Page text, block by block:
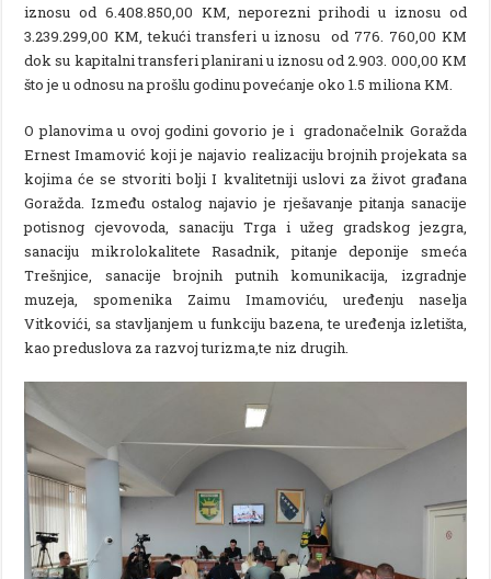
iznosu od 6.408.850,00 KM, neporezni prihodi u iznosu od
3.239.299,00 KM, tekući transferi u iznosu od 776. 760,00 KM
dok su kapitalni transferi planirani u iznosu od 2.903. 000,00 KM
što je u odnosu na prošlu godinu povećanje oko 1.5 miliona KM.
O planovima u ovoj godini govorio je i gradonačelnik Goražda
Ernest Imamović koji je najavio realizaciju brojnih projekata sa
kojima će se stvoriti bolji I kvalitetniji uslovi za život građana
Goražda. Između ostalog najavio je rješavanje pitanja sanacije
potisnog cjevovoda, sanaciju Trga i užeg gradskog jezgra,
sanaciju mikrolokalitete Rasadnik, pitanje deponije smeća
Trešnjice, sanacije brojnih putnih komunikacija, izgradnje
muzeja, spomenika Zaimu Imamoviću, uređenju naselja
Vitkovići, sa stavljanjem u funkciju bazena, te uređenja izletišta,
kao preduslova za razvoj turizma,te niz drugih.